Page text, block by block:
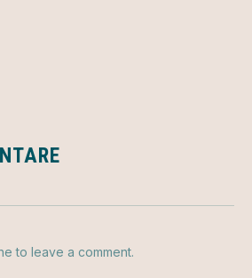
to leave a comment.